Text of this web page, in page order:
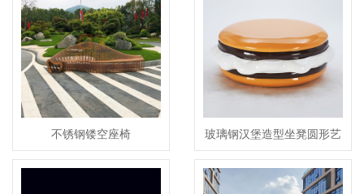
不锈钢镂空座椅
玻璃钢汉堡造型坐凳圆形艺
术造型座椅